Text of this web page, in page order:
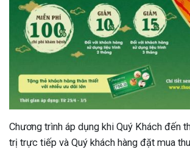
Chương trình áp dụng khi Quý Khách đến
trị trực tiếp và Quý khách hàng đặt mua